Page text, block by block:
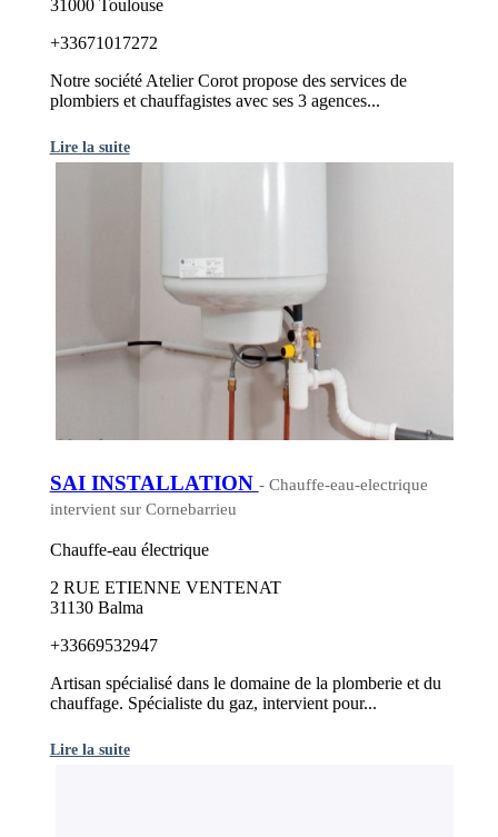
31000 Toulouse
+33671017272
Notre société Atelier Corot propose des services de
plombiers et chauffagistes avec ses 3 agences...
Lire la suite
SAI INSTALLATION - Chauffe-eau-electrique
intervient sur Cornebarrieu
Chauffe-eau électrique
2 RUE ETIENNE VENTENAT
31130 Balma
+33669532947
Artisan spécialisé dans le domaine de la plomberie et du
chauffage. Spécialiste du gaz, intervient pour...
Lire la suite